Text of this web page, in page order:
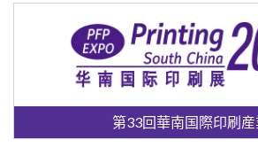
第33回華南国際印刷